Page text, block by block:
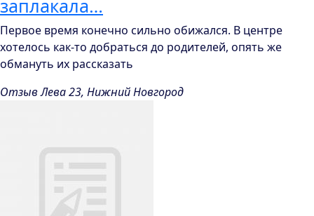
заплакала…
Первое время конечно сильно обижался. В центре
хотелось как-то добраться до родителей, опять же
обмануть их рассказать
Отзыв Лева 23, Нижний Новгород